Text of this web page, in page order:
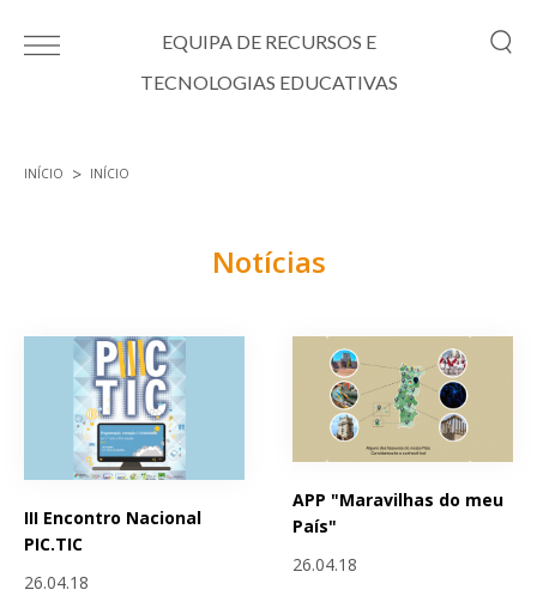
EQUIPA DE RECURSOS E
TECNOLOGIAS EDUCATIVAS
INÍCIO INÍCIO
Notícias
III Encontro Nacional
PIC.TIC
26.04.18
APP "Maravilhas do meu
País"
26.04.18
Páginas